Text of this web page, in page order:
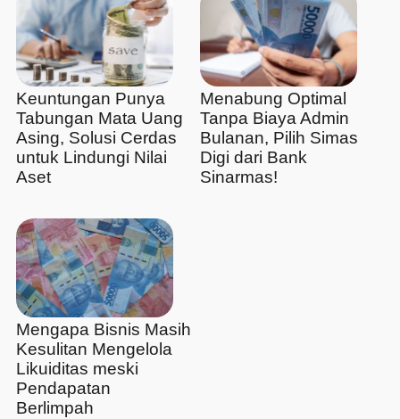
Keuntungan Punya
Tabungan Mata Uang
Asing, Solusi Cerdas
untuk Lindungi Nilai
Aset
Menabung Optimal
Tanpa Biaya Admin
Bulanan, Pilih Simas
Digi dari Bank
Sinarmas!
Mengapa Bisnis Masih
Kesulitan Mengelola
Likuiditas meski
Pendapatan
Berlimpah